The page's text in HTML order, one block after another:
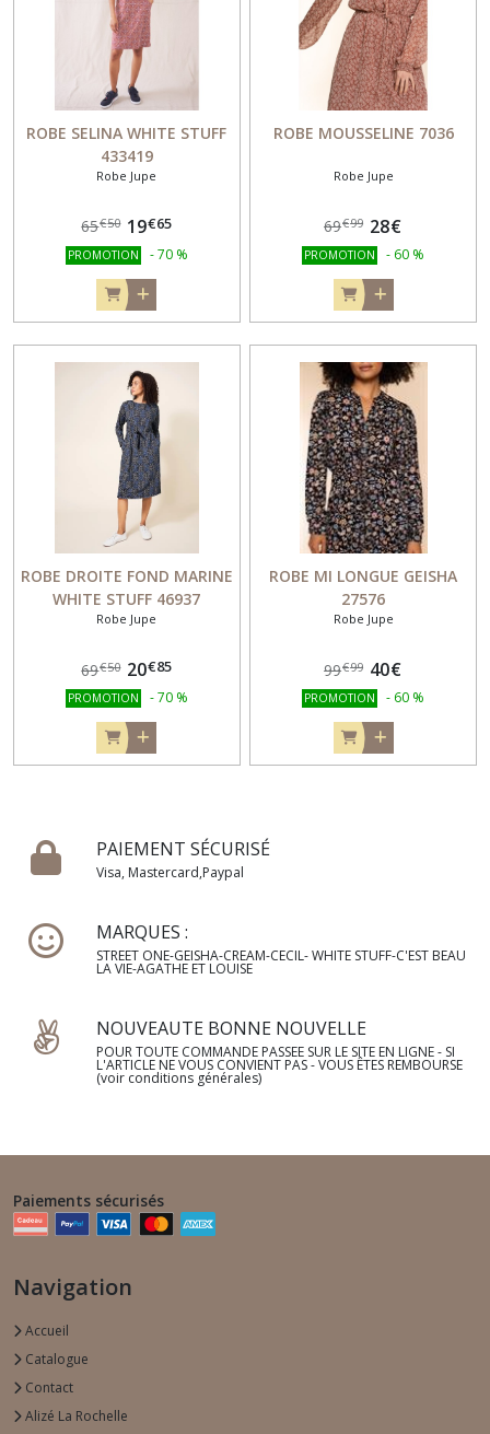
ROBE SELINA WHITE STUFF
433419
Robe Jupe
65€50 19€65
PROMOTION -70 %
ROBE MOUSSELINE 7036
Robe Jupe
69€99 28€
PROMOTION - 60 %
ROBE DROITE FOND MARINE
WHITE STUFF 46937
Robe Jupe
69€50 20€85
PROMOTION -70 %
ROBE MI LONGUE GEISHA
27576
Robe Jupe
99€99 40€
PROMOTION - 60 %
PAIEMENT SÉCURISÉ
Visa, Mastercard,Paypal
MARQUES :
STREET ONE-GEISHA-CREAM-CECIL- WHITE STUFF-C'EST BEAU
LA VIE-AGATHE ET LOUISE
NOUVEAUTE BONNE NOUVELLE
POUR TOUTE COMMANDE PASSEE SUR LE SITE EN LIGNE - SI
L'ARTICLE NE VOUS CONVIENT PAS - VOUS ÊTES REMBOURSE
(voir conditions générales)
Paiements sécurisés
Navigation
Accueil
Catalogue
Contact
Alizé La Rochelle